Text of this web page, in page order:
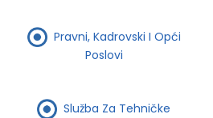
Pravni, Kadrovski I Opći
Poslovi
Služba Za Tehničke